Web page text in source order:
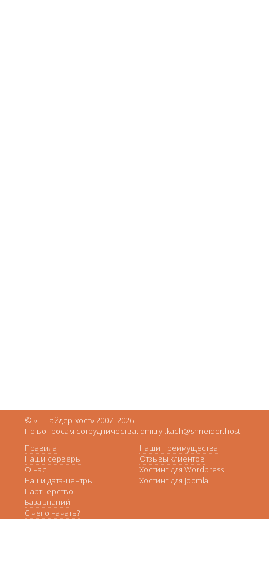
© «Шнайдер-хост» 2007–2026
По вопросам сотрудничества: dmitry.tkach@shneider.host
Правила
Наши серверы
О нас
Наши дата-центры
Партнёрство
База знаний
С чего начать?
Наши преимущества
Отзывы клиентов
Хостинг для Wordpress
Хостинг для Joomla